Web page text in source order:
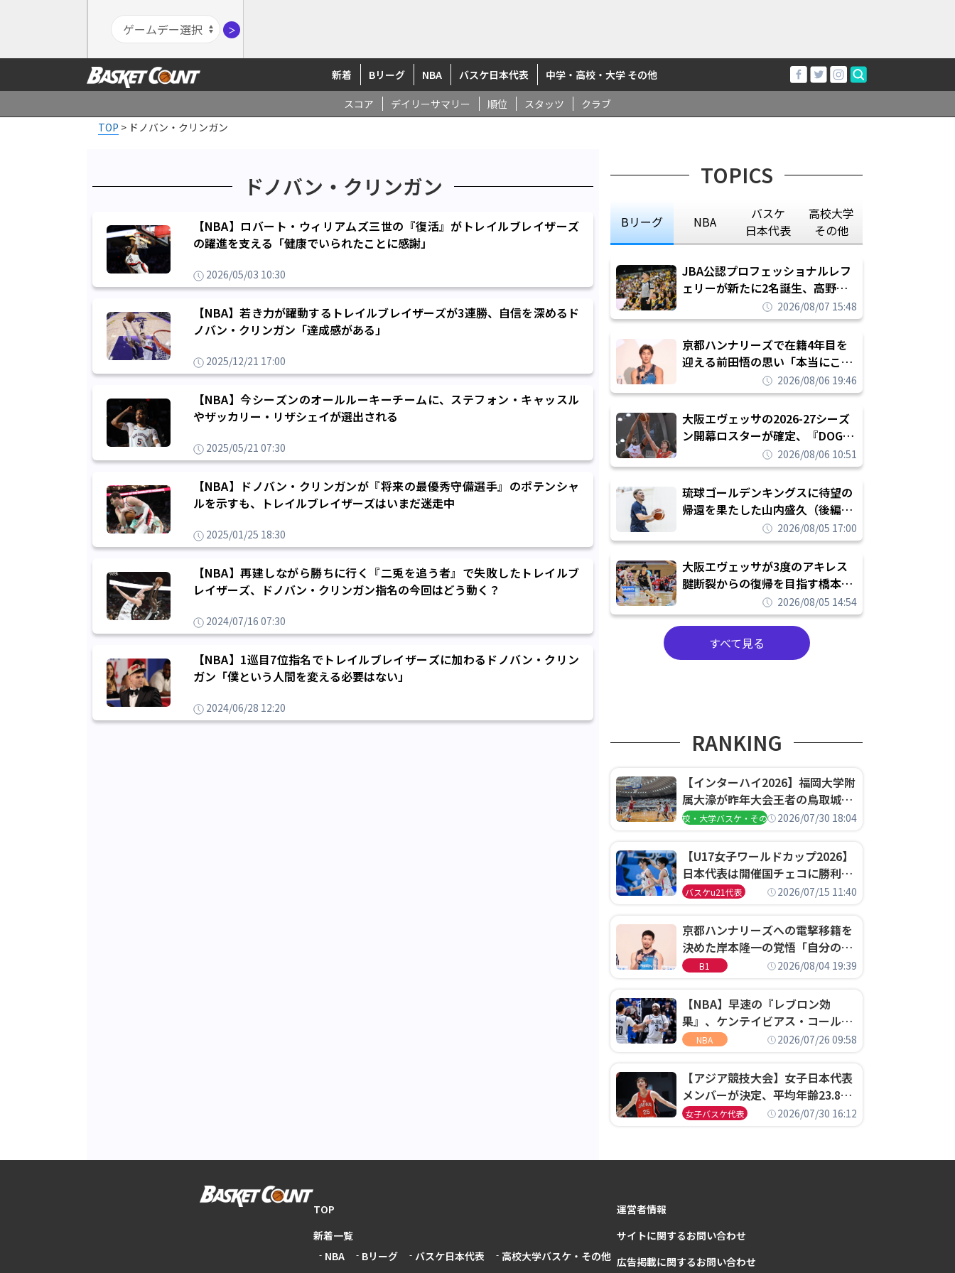
＞
新着 Bリーグ NBA バスケ日本代表 中学・高校・大学 その他
スコア デイリーサマリー 順位 スタッツ
クラブ
TOP > ドノバン・クリンガン
ドノバン・クリンガン
【NBA】ロバート・ウィリアムズ三世の『復活』がトレイルブレイザーズ
の躍進を支える「健康でいられたことに感謝」
2026/05/03 10:30
【NBA】若き力が躍動するトレイルブレイザーズが3連勝、自信を深めるド
ノバン・クリンガン「達成感がある」
2025/12/21 17:00
【NBA】今シーズンのオールルーキーチームに、ステフォン・キャッスル
やザッカリー・リザシェイが選出される
2025/05/21 07:30
【NBA】ドノバン・クリンガンが『将来の最優秀守備選手』のポテンシャ
ルを示すも、トレイルブレイザーズはいまだ迷走中
2025/01/25 18:30
【NBA】再建しながら勝ちに行く『二兎を追う者』で失敗したトレイルブ
レイザーズ、ドノバン・クリンガン指名の今回はどう動く？
2024/07/16 07:30
【NBA】1巡目7位指名でトレイルブレイザーズに加わるドノバン・クリン
ガン「僕という人間を変える必要はない」
2024/06/28 12:20
TOPICS
Bリーグ NBA
バスケ
日本代表
高校大学
その他
JBA公認プロフェッショナルレフ
ェリーが新たに2名誕生、高野晃
平は16年間続けた会社員生活に別
れを告げてプロ転向を決断
2026/08/07 15:48
京都ハンナリーズで在籍4年目を
迎える前田悟の思い「本当にこの
チームで勝ちたい、負けたまま舐
められたまま終わりたくない」
2026/08/06 19:46
大阪エヴェッサの2026-27シーズ
ン開幕ロスターが確定、『DOG
FIGHT』のチームカルチャーを推
し進めて結果を求めるシーズンへ
2026/08/06 10:51
琉球ゴールデンキングスに待望の
帰還を果たした山内盛久（後編）
「1人のウチナーンチュとしてみ
んなが誇りに思えるチームにして
いく」
2026/08/05 17:00
大阪エヴェッサが3度のアキレス
腱断裂からの復帰を目指す橋本拓
哉と契約を締結「もう一度コート
に立ちたい」
2026/08/05 14:54
すべて見る
RANKING
【インターハイ2026】福岡大学附
属大濠が昨年大会王者の鳥取城北
を撃破、大阪薫英女学院は岐阜女
高校・大学バスケ・その他2026/07/30 18:04
【U17女子ワールドカップ2026】
日本代表は開催国チェコに勝利し
て予選グループ3連勝で首位通
決定
バスケu21代表 2026/07/15 11:40
京都ハンナリーズへの電撃移籍を
決めた岸本隆一の覚悟「自分のエ
ゴというちっぽけなことのため
B1 2026/08/04 19:39
【NBA】早速の『レブロン効
果』、ケンテイビアス・コールド
ウェル・ポープがセブンティシク
NBA 2026/07/26 09:58
【アジア競技大会】女子日本代表
メンバーが決定、平均年齢23.8歳
のフレッシュなメンバーが日本開
女子バスケ代表 2026/07/30 16:12
TOP
新着一覧
NBA
Bリーグ バスケ日本代表 高校大学バスケ・その他
運営者情報
サイトに関するお問い合わせ
広告掲載に関するお問い合わせ